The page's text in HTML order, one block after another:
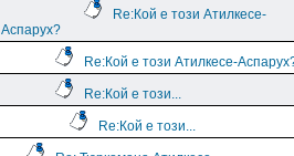
Re:Кой е този Атилкесе-
Аспарух?
Re:Кой е този Атилкесе-
Re:Кой е този...
Re:Кой е този...